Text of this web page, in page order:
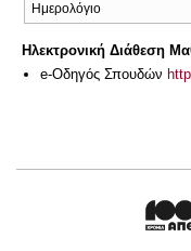
Ημερολόγιο
Ηλεκτρονική Διάθεση
e-Οδηγός Σπουδών